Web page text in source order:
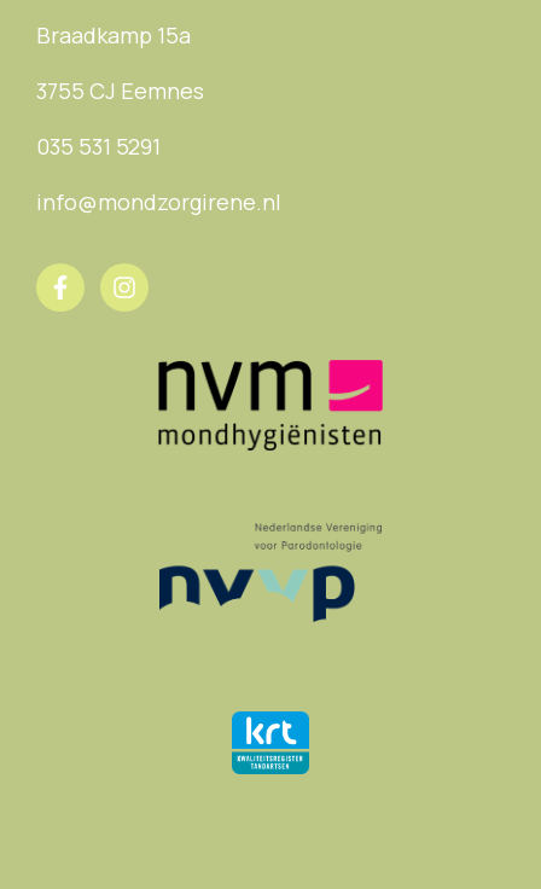
Braadkamp 15a
3755 CJ Eemnes
035 531 5291
info@mondzorgirene.nl